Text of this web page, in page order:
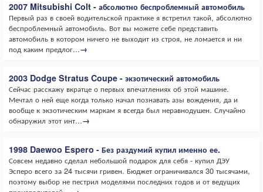
2007 Mitsubishi Colt - абсолютно беспроблемный автомобиль
Первый раз в своей водительской практике я встретил такой, абсолютно
беспроблемный автомобиль. Вот вы можете себе представить
автомобиль в котором ничего не выходит из строя, не ломается и ни
под каким предлог...→
2003 Dodge Stratus Coupe - экзотический автомобиль
Сейчас расскажу вкратце о первых впечатлениях об этой машине.
Мечтал о ней еще когда только начал познавать азы вождения, да и
вообще к экзотическим маркам я всегда был неравнодушен. Случайно
обнаружил этот инт...→
1998 Daewoo Espero - Без раздумий купил именно ее.
Совсем недавно сделал небольшой подарок для себя - купил ДЭУ
Эсперо всего за 24 тысячи гривен. Бюджет ограничивался 30 тысячами,
поэтому выбор не пестрил моделями последних годов и от ведущих